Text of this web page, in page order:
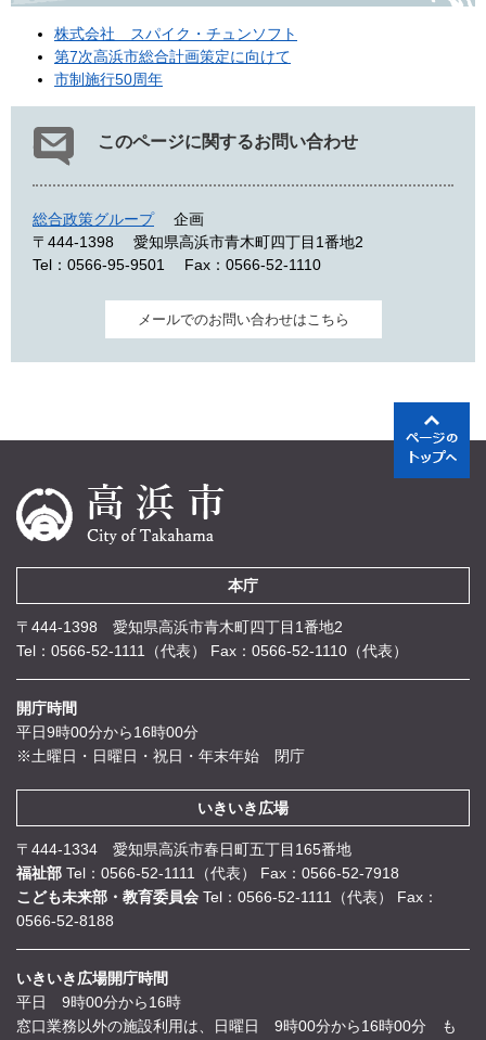
株式会社 スパイク・チュンソフト
第7次高浜市総合計画策定に向けて
市制施行50周年
このページに関するお問い合わせ
総合政策グループ
企画
〒444-1398
愛知県高浜市青木町四丁目1番地2
Tel：0566-95-9501
Fax：0566-52-1110
メールでのお問い合わせはこちら
本庁
〒444-1398 愛知県高浜市青木町四丁目1番地2
Tel：0566-52-1111（代表）
Fax：0566-52-1110（代表）
開庁時間
平日9時00分から16時00分
※土曜日・日曜日・祝日・年末年始 閉庁
いきいき広場
〒444-1334 愛知県高浜市春日町五丁目165番地
福祉部 Tel：0566-52-1111（代表）
Fax：0566-52-7918
こども未来部・教育委員会 Tel：0566-52-1111（代表）
Fax：
0566-52-8188
いきいき広場開庁時間
平日 9時00分から16時
窓口業務以外の施設利用は、日曜日 9時00分から16時00分 も